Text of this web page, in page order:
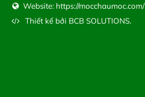
Website: https://mocchaumoc.com/
Thiết kế bởi BCB SOLUTIONS.